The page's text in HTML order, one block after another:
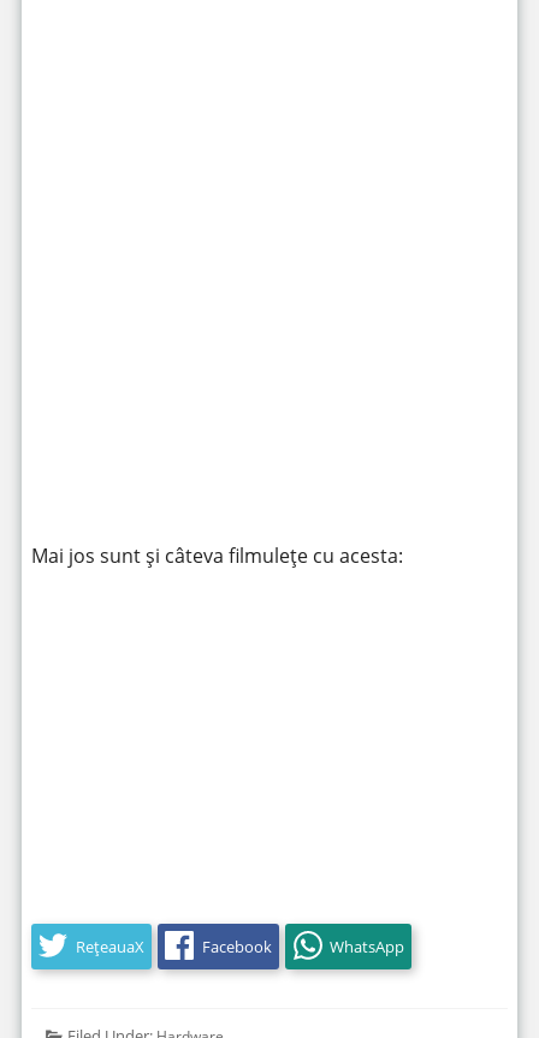
Mai jos sunt și câteva filmulețe cu acesta:
RețeauaX Facebook WhatsApp